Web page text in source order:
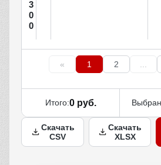
3
0
0
« 1 2 ...
Итого:0 руб.
Скачать
CSV
Скачать
XLSX